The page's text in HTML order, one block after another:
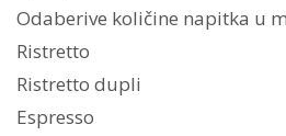
Odaberive količine napitka u
Ristretto
Ristretto dupli
Espresso